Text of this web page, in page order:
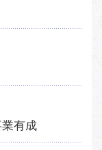
有成